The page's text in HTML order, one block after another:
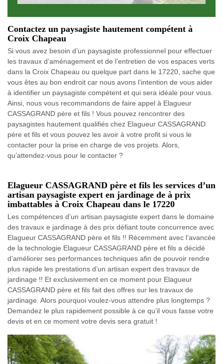
Contactez un paysagiste hautement compétent à
Croix Chapeau
Si vous avez besoin d’un paysagiste professionnel pour effectuer
les travaux d’aménagement et de l’entretien de vos espaces verts
dans la Croix Chapeau ou quelque part dans le 17220, sache que
vous êtes au bon endroit car nous avons l’intention de vous aider
à identifier un paysagiste compétent et qui sera idéale pour vous.
Ainsi, nous vous recommandons de faire appel à Elagueur
CASSAGRAND père et fils ! Vous pouvez rencontrer des
paysagistes hautement qualifiés chez Elagueur CASSAGRAND
père et fils et vous pouvez les avoir à votre profit si vous le
contacter pour la prise en charge de vos projets. Alors,
qu’attendez-vous pour le contacter ?
Elagueur CASSAGRAND père et fils les services d’un
artisan paysagiste expert en jardinage de à prix
imbattables à Croix Chapeau dans le 17220
Les compétences d’un artisan paysagiste expert dans le domaine
des travaux e jardinage à des prix défiant toute concurrence avec
Elagueur CASSAGRAND père et fils !! Récemment avec l’avancée
de la technologie Elagueur CASSAGRAND père et fils a décidé
d’améliorer ses performances techniques afin de pouvoir rendre
plus rapide les prestations d’un artisan expert des travaux de
jardinage !! Et exclusivement en ce moment pour Elagueur
CASSAGRAND père et fils fait des offres sur les travaux de
jardinage. Alors pourquoi voulez-vous attendre plus longtemps ?
Demandez le plus rapidement possible à ce qu’il vous fasse votre
devis et en ce moment votre devis sera gratuit !